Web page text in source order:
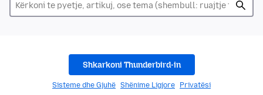
Shkarkoni Thunderbird-in
Sisteme dhe Gjuhë Shënime Ligjore Privatësi